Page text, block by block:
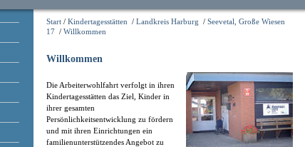
Start / Kindertagesstätten / Landkreis Harburg / Seevetal, Große Wiesen
17 / Willkommen
Willkommen
Die Arbeiterwohlfahrt verfolgt in ihren
Kindertagesstätten das Ziel, Kinder in
ihrer gesamten
Persönlichkeitsentwicklung zu fördern
und mit ihren Einrichtungen ein
familienunterstützendes Angebot zu